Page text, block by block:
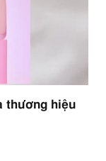
thương hiệu